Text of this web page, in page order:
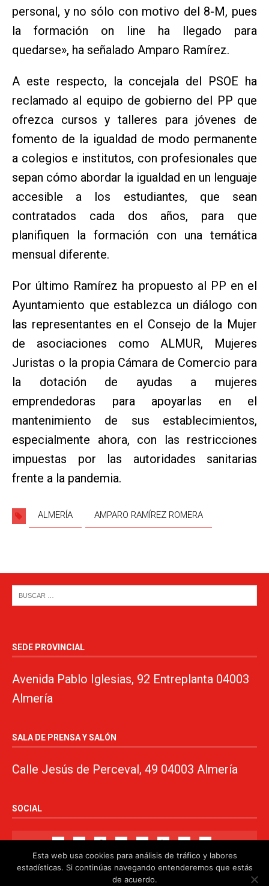
personal, y no sólo con motivo del 8-M, pues
la formación on line ha llegado para
quedarse», ha señalado Amparo Ramírez.
A este respecto, la concejala del PSOE ha
reclamado al equipo de gobierno del PP que
ofrezca cursos y talleres para jóvenes de
fomento de la igualdad de modo permanente
a colegios e institutos, con profesionales que
sepan cómo abordar la igualdad en un lenguaje
accesible a los estudiantes, que sean
contratados cada dos años, para que
planifiquen la formación con una temática
mensual diferente.
Por último Ramírez ha propuesto al PP en el
Ayuntamiento que establezca un diálogo con
las representantes en el Consejo de la Mujer
de asociaciones como ALMUR, Mujeres
Juristas o la propia Cámara de Comercio para
la dotación de ayudas a mujeres
emprendedoras para apoyarlas en el
mantenimiento de sus establecimientos,
especialmente ahora, con las restricciones
impuestas por las autoridades sanitarias
frente a la pandemia.
ALMERÍA AMPARO RAMÍREZ ROMERA
SEDE PROVINCIAL
Avenida Pablo Iglesias, 92 Entreplanta 04003
Almería
SALA DE PRENSA Y SALÓN
Calle Jesús de Perceval, 49 04003 Almería
SOCIAL
Esta web usa cookies para análisis de tráfico y labores
estadísticas. Si continúas navegando entenderemos que estás
de acuerdo.